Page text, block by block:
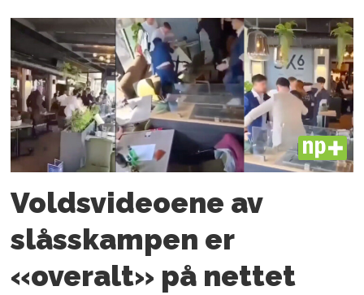
PLUS
Voldsvideoene av
slåsskampen er
«overalt» på nettet